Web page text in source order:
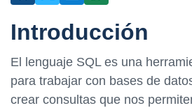
Introducción
El lenguaje SQL es una
para trabajar con bases de
crear consultas que nos